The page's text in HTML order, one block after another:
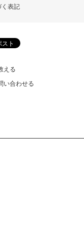
く表記
える
い合わせる